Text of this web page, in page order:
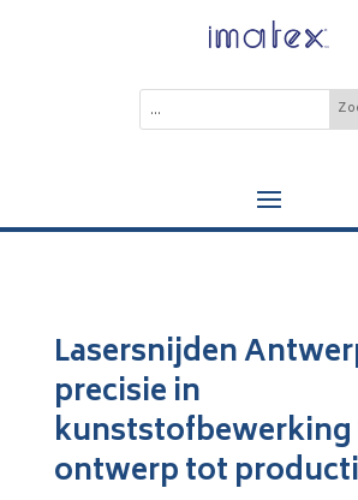
Lasersnijden
precisie in
kunststofbewerking
ontwerp tot